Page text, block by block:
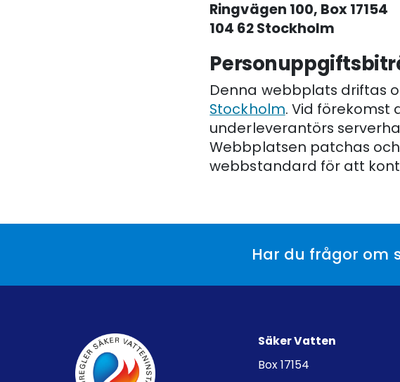
Ringvägen 100, Box 17154
104 62 Stockholm
Denna webbplats driftas
Stockholm. Vid förekomst
underleverantörs
Webbplatsen patchas
webbstandard för att
Har du frågor om
Säker Vatten
Box 17154